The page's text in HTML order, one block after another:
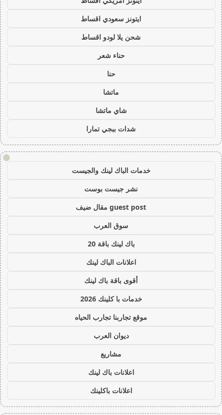
ايتونز سعودي اقساط
شحن يلا لودو اقساط
حناء شعر
حنا
ماتشا
شاي ماتشا
شدات ببجي تمارا
!
خدمات الباك لينك والجيست
نشر جيست بوست
guest post مقال ضيف
سوق العرب
باك لينك باقة 20
اعلانات الباك لينك
أقوى باقة باك لينك
خدمات با كلينك 2026
موقع تجاربنا تجارب الحياه
ديوان العرب
مشاريع
اعلانات باك لينك
اعلانات باكلينك